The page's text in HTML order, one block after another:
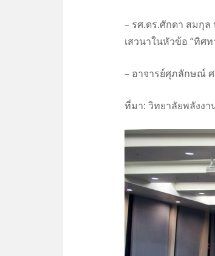
– รศ.ดร.ศักดา สมกุ
เสวนาในหัวข้อ “ทิศ
– อาจารย์ศุภลักษณ์
ที่มา: วิทยาลัยพลังง